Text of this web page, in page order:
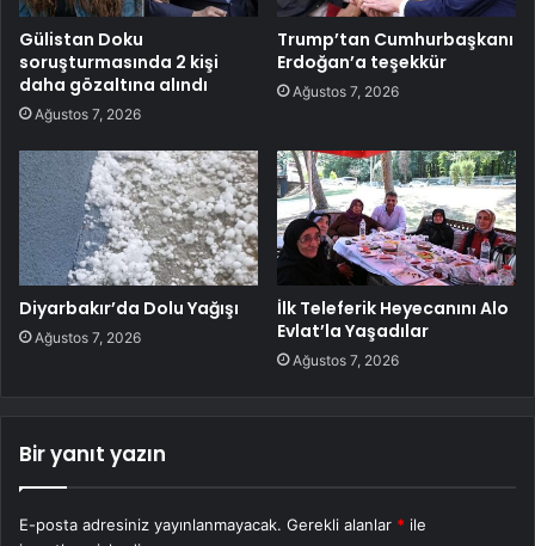
Gülistan Doku
soruşturmasında 2 kişi
daha gözaltına alındı
Ağustos 7, 2026
Trump’tan Cumhurbaşkanı
Erdoğan’a teşekkür
Ağustos 7, 2026
Diyarbakır’da Dolu Yağışı
Ağustos 7, 2026
İlk Teleferik Heyecanını Alo
Evlat’la Yaşadılar
Ağustos 7, 2026
Bir yanıt yazın
E-posta adresiniz yayınlanmayacak. Gerekli alanlar * ile